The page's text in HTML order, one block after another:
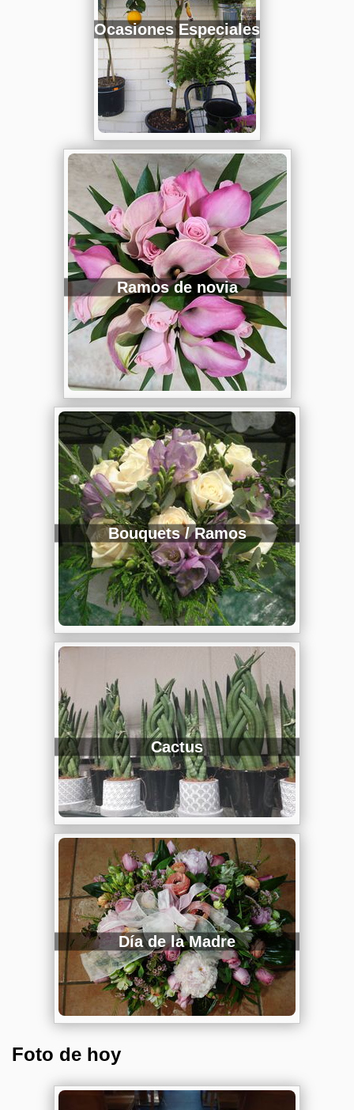
Ocasiones Especiales
Ramos de novia
Bouquets / Ramos
Cactus
Día de la Madre
Foto de hoy